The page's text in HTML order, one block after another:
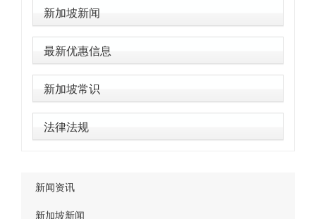
新加坡新闻
最新优惠信息
新加坡常识
法律法规
新闻资讯
新加坡新闻